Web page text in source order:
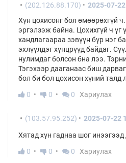
(202.126.88.170)
2025-07-
Хүн цохисонг бол өмөөрөхгүй
эргэлзэж байна. Цохихгүй ч үг
хандлагаараа зэвүүн бүр нэг
эхлүүлдэг хүнцрүүд байдаг.
нулимдаг болсон бна лээ.
Тэгэхээр дааганаас биш
бол би бол цохисон хүний
0
0 0 Хариулах
(103.57.95.252) 2025-07-22
Хятад хүн гаднаа шог
0
0 0 Хариулах